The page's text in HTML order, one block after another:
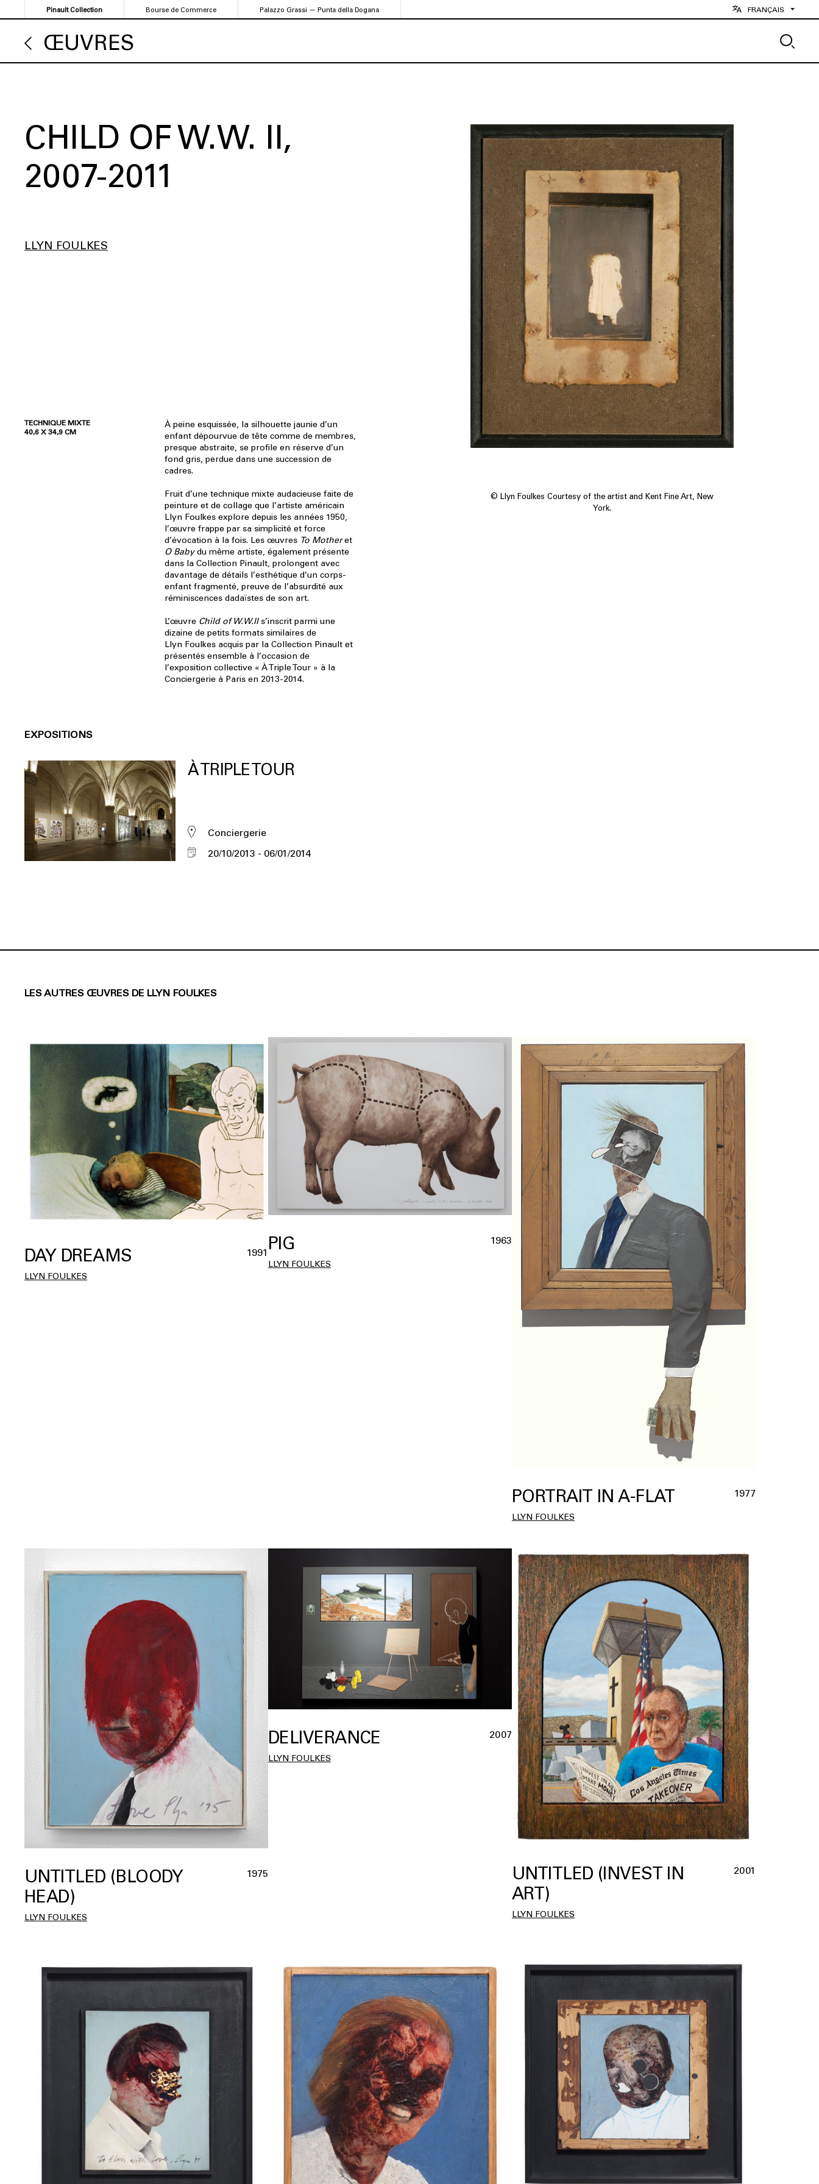
au
contenu
principal
Pinault Collection Bourse de Commerce Palazzo Grassi — Punta della Dogana FRANÇAIS
ŒUVRES
CHILD OF W.W. II
2007-2011
LLYN FOULKES
TECHNIQUE MIXTE
40,6 X 34,9 CM
À peine esquissée, la silhouette jaunie d’un
enfant dépourvue de tête comme de membres,
presque abstraite, se profile en réserve d’un
fond gris, perdue dans une succession de
cadres.
Fruit d’une technique mixte audacieuse faite de
peinture et de collage que l’artiste américain
Llyn Foulkes explore depuis les années 1950,
l’œuvre frappe par sa simplicité et force
d’évocation à la fois. Les œuvres To Motheret
O Babydu même artiste, également présente
dans la Collection Pinault, prolongent avec
davantage de détails l’esthétique d’un corps-
enfant fragmenté, preuve de l’absurdité aux
réminiscences dadaïstes de son art.
L’œuvre Child of W.W.IIs’inscrit parmi une
dizaine de petits formats similaires de
Llyn Foulkes acquis par la Collection Pinault et
présentés ensemble à l’occasion de
l’exposition collective « À Triple Tour » à la
Conciergerie à Paris en 2013-2014.
EXPOSITIONS
À TRIPLE TOUR
Conciergerie
20/10/2013
06/01/2014
© Llyn Foulkes Courtesy of the artist and Kent Fine Art, New
York.
LES AUTRES ŒUVRES DE LLYN FOULKES
DAY DREAMS 1991
LLYN FOULKES
PIG 1963
LLYN FOULKES
PORTRAIT IN A-FLAT 1977
LLYN FOULKES
UNTITLED (BLOODY
HEAD)
1975
LLYN FOULKES
DELIVERANCE 2007
LLYN FOULKES
UNTITLED (INVEST IN
ART)
2001
LLYN FOULKES